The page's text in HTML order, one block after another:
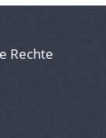
Rechte